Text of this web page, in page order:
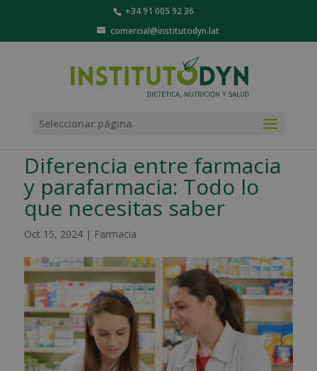
+34 91 005 92 36
comercial@institutodyn.lat
Seleccionar página
Diferencia entre farmacia
y parafarmacia: Todo lo
que necesitas saber
Oct 15, 2024| Farmacia